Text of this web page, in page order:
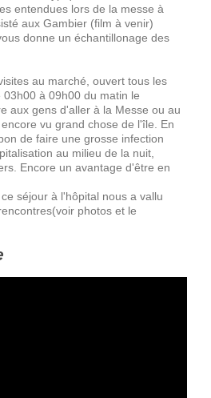
entendues lors de la messe à
aux Gambier (film à venir)
donne un échantillonage des
au marché, ouvert tous les
à 09h00 du matin le
aux gens d'aller à la Messe ou au
vu grand chose de l'île. En
de faire une grosse infection
au milieu de la nuit,
Encore un avantage d'être en
séjour à l'hôpital nous a vallu
photos et le